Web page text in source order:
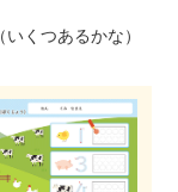
くつあるかな）